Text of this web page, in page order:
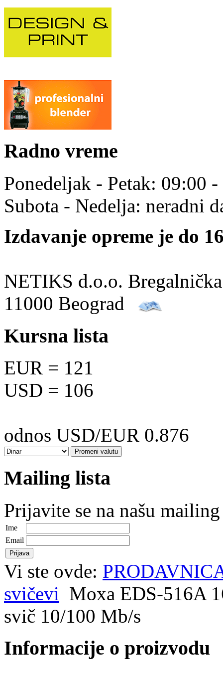
Radno vreme
Ponedeljak - Petak: 09:00
Subota - Nedelja: neradni
Izdavanje opreme je do
NETIKS d.o.o.
11000 Beograd
Kursna lista
EUR = 121
USD = 106
odnos USD/EUR 0.876
Mailing lista
Prijavite se na našu
Ime
Email
Vi ste ovde:
svičevi Moxa EDS-516A
svič 10/100 Mb/s
Informacije o proizvodu